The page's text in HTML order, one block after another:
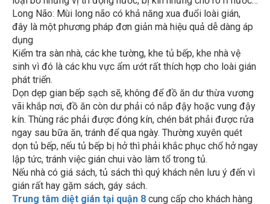
Long Não: Mùi long não có khả năng xua đuổi loài gián,
đây là một phương pháp đơn giản mà hiệu quả dễ dàng áp
dụng
Kiểm tra sàn nhà, các khe tường, khe tủ bếp, khe nhà vệ
sinh vì đó là các khu vực ẩm ướt rất thích hợp cho loài gián
phát triển.
Dọn dẹp gian bếp sạch sẽ, không để đồ ăn dư thừa vương
vãi khắp nơi, đồ ăn còn dư phải có nắp đậy hoặc vung đậy
kín. Thùng rác phải được đóng kín, chén bát phải được rửa
ngay sau bữa ăn, tránh để qua ngày. Thường xuyên quét
dọn tủ bếp, nếu tủ bếp bị hở thì phải khắc phục chổ hở ngay
lập tức, tránh việc gián chui vào làm tổ trong tủ.
Nếu nhà có giá sách, tủ sách thì quý khách nên lưu ý đến vì
gián rất hay gặm sách, gáy sách.
Trung tâm diệt gián tại quận 8cung cấp cho khách hàng